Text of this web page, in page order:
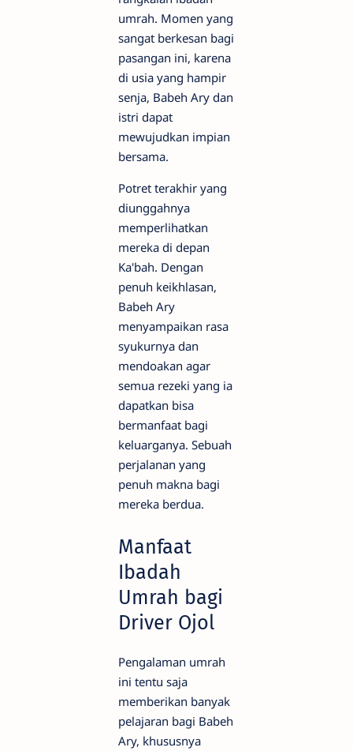
umrah. Momen yang
sangat berkesan bagi
pasangan ini, karena
di usia yang hampir
senja, Babeh Ary dan
istri dapat
mewujudkan impian
bersama.
Potret terakhir yang
diunggahnya
memperlihatkan
mereka di depan
Ka'bah. Dengan
penuh keikhlasan,
Babeh Ary
menyampaikan rasa
syukurnya dan
mendoakan agar
semua rezeki yang ia
dapatkan bisa
bermanfaat bagi
keluarganya. Sebuah
perjalanan yang
penuh makna bagi
mereka berdua.
Manfaat
Ibadah
Umrah bagi
Driver Ojol
Pengalaman umrah
ini tentu saja
memberikan banyak
pelajaran bagi Babeh
Ary, khususnya